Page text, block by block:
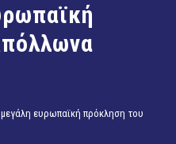
ευρωπαϊκή πρόκληση του